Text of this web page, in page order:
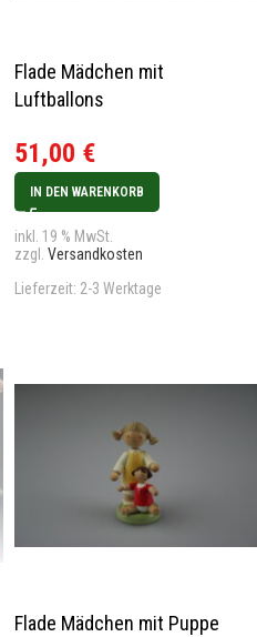
Flade Mädchen mit
Luftballons
51,00 €
IN DEN WARENKORB
inkl. 19 % MwSt.
zzgl. Versandkosten
Lieferzeit: 2-3 Werktage
Flade Mädchen mit Puppe